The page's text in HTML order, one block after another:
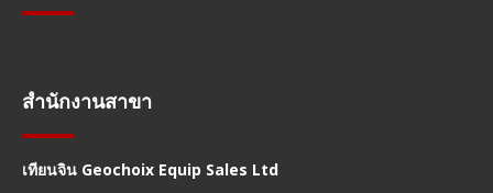
สำนักงานสาขา
เทียนจิน Geochoix Equip Sales Ltd